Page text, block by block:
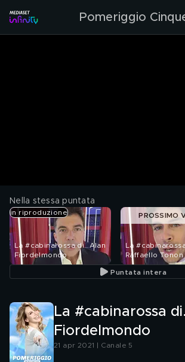
Pomeriggio
Nella stessa puntata
in riproduzione
La #cabinarossa di…Alan
Fiordelmondo
La
Raffaello Tonon
PROSSIMO
Puntata intera
La #cabinarossa
Fiordelmondo
21 apr 2021 | Canale 5